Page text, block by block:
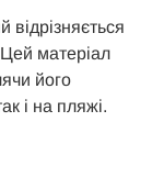
Цей матеріал
його
і на пляжі.